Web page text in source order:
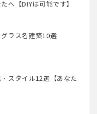
へ【DIYは可能です】
ラス名建築10選
スタイル12選【あなた